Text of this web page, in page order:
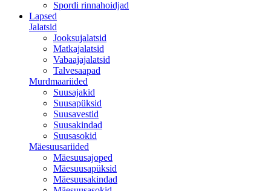
Spordi rinnahoidjad
Lapsed
Jalatsid
Jooksujalatsid
Matkajalatsid
Vabaajajalatsid
Talvesaapad
Murdmaariided
Suusajakid
Suusapüksid
Suusavestid
Suusakindad
Suusasokid
Mäesuusariided
Mäesuusajoped
Mäesuusapüksid
Mäesuusakindad